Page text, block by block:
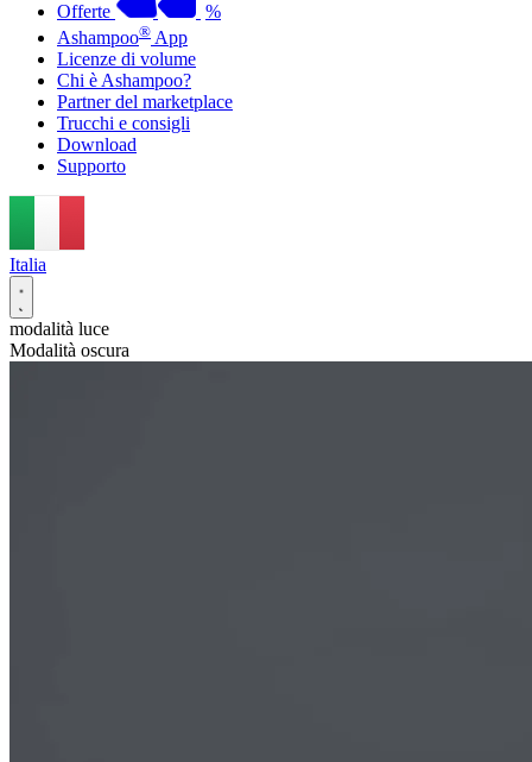
Offerte
%
Ashampoo® App
Licenze di volume
Chi è Ashampoo?
Partner del marketplace
Trucchi e consigli
Download
Supporto
Italia
modalità luce
Modalità oscura